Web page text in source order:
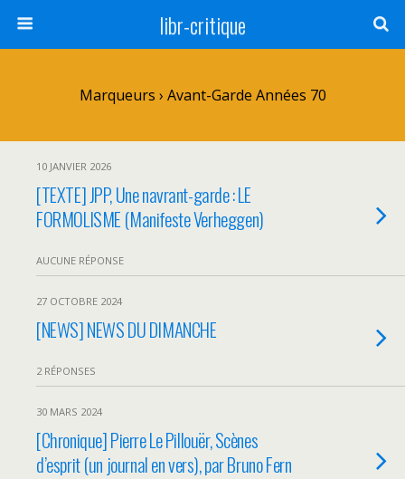
libr-critique
Marqueurs › Avant-Garde Années 70
10 JANVIER 2026
[TEXTE] JPP, Une navrant-garde : LE
FORMOLISME (Manifeste Verheggen)
AUCUNE RÉPONSE
27 OCTOBRE 2024
[NEWS] NEWS DU DIMANCHE
2 RÉPONSES
30 MARS 2024
[Chronique] Pierre Le Pillouër, Scènes
d’esprit (un journal en vers), par Bruno Fern